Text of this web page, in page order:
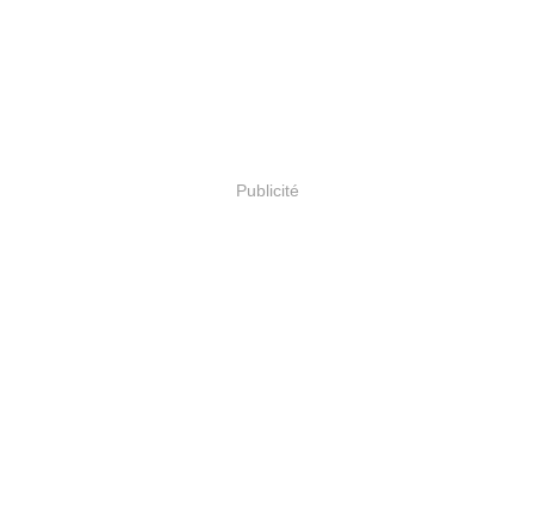
Publicité